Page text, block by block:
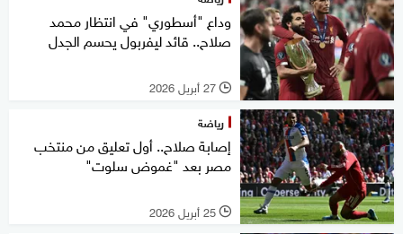
وداع "أسطوري" في انتظار محمد
صلاح.. قائد ليفربول يحسم الجدل
l 27 أبريل 2026
رياضة
إصابة صلاح.. أول تعليق من منتخب
مصر بعد "غموض سلوت"
l 25 أبريل 2026